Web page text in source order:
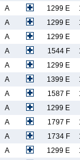
A 1299 E
A 1299 E
A
1299 E
A 1544 F
A
1299 E
A 1399 E
A 1587 F
A
1299 E
A 1797 F
A 1734 F
A 1299 E